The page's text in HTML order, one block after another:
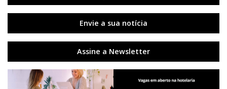
Envie a sua notícia
Assine a Newsletter